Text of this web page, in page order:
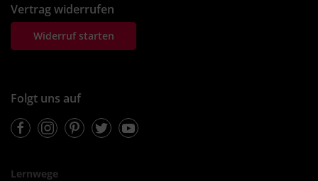
Vertrag widerrufen
Widerruf starten
Folgt uns auf
FacebookInstagramPinterestTwitterYoutube
Lernwege